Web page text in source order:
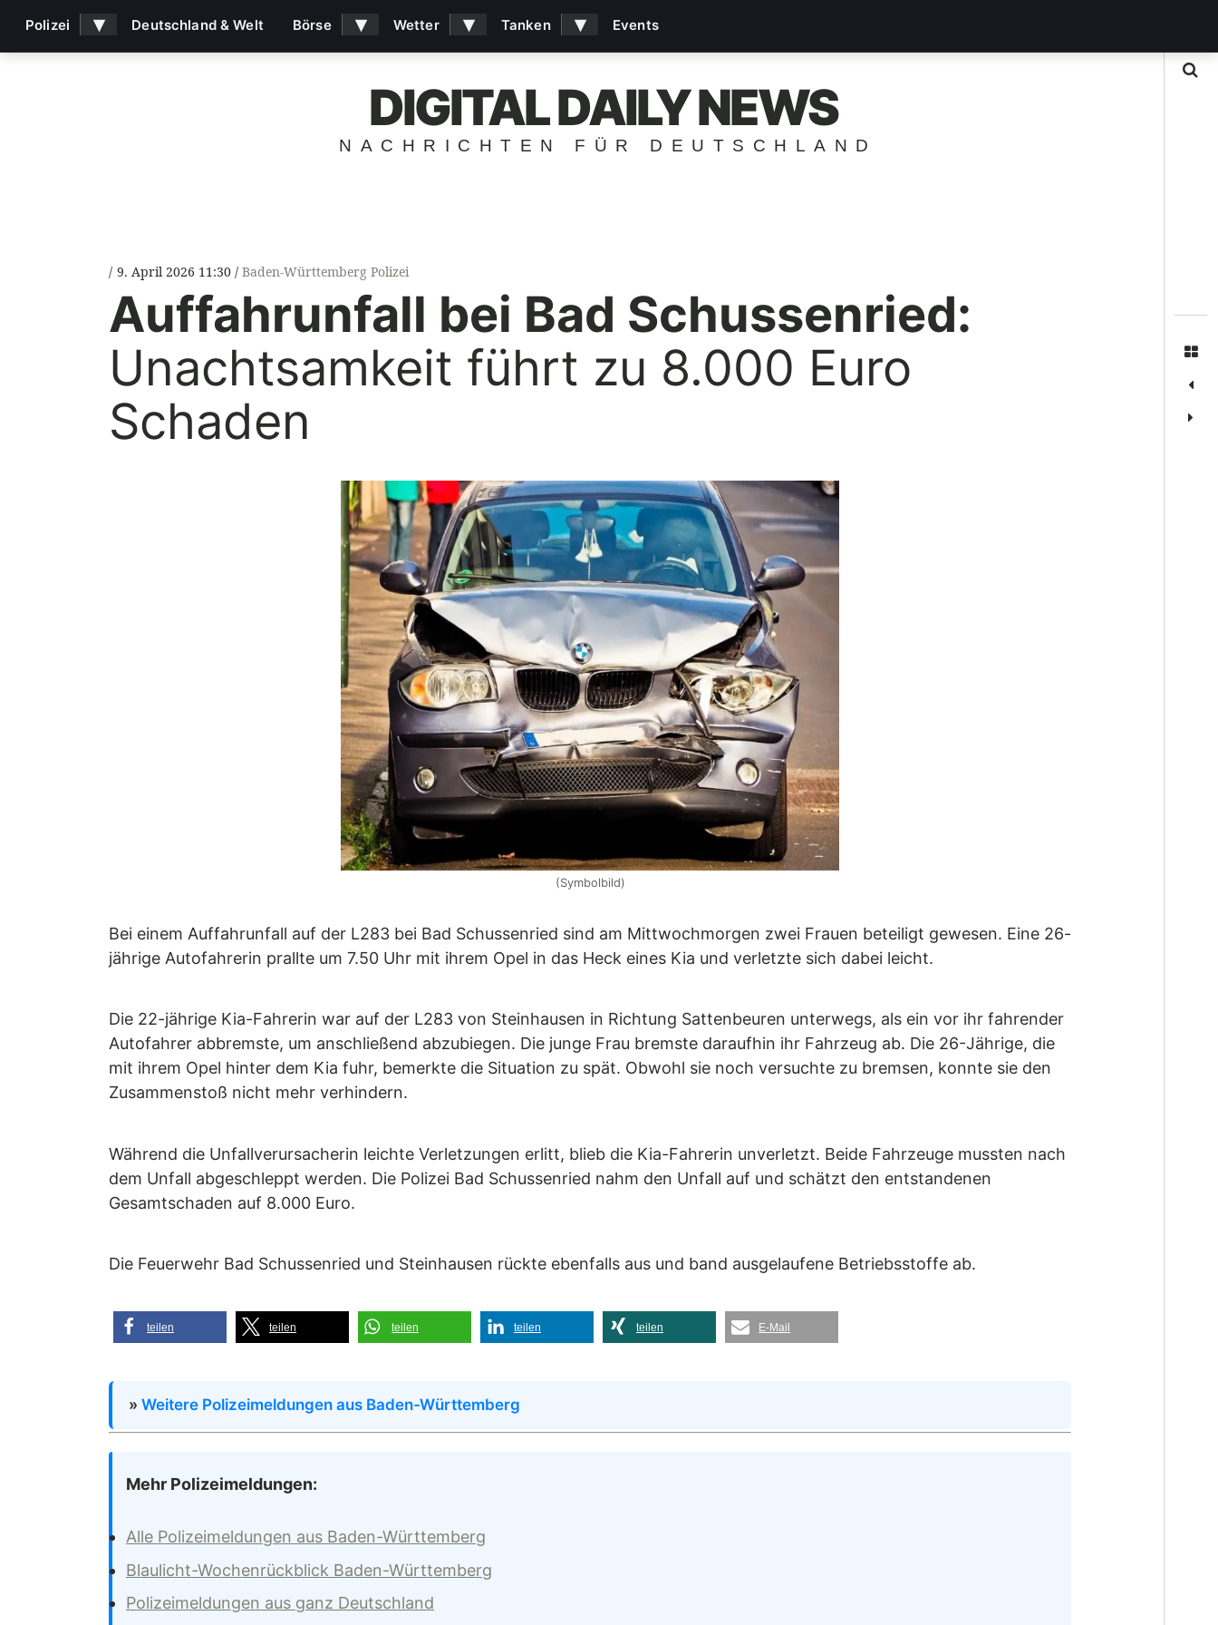
DIGITAL DAILY NEWS
NACHRICHTEN FÜR DEUTSCHLAND
9. April 2026 11:30 Baden-Württemberg Polizei
Auffahrunfall bei Bad Schussenried:
Unachtsamkeit führt zu 8.000 Euro
Schaden
(Symbolbild)
Bei einem Auffahrunfall auf der L283 bei Bad Schussenried sind am Mittwochmorgen zwei Frauen beteiligt gewesen. Eine 26-
jährige Autofahrerin prallte um 7.50 Uhr mit ihrem Opel in das Heck eines Kia und verletzte sich dabei leicht.
Die 22-jährige Kia-Fahrerin war auf der L283 von Steinhausen in Richtung Sattenbeuren unterwegs, als ein vor ihr fahrender
Autofahrer abbremste, um anschließend abzubiegen. Die junge Frau bremste daraufhin ihr Fahrzeug ab. Die 26-Jährige, die
mit ihrem Opel hinter dem Kia fuhr, bemerkte die Situation zu spät. Obwohl sie noch versuchte zu bremsen, konnte sie den
Zusammenstoß nicht mehr verhindern.
Während die Unfallverursacherin leichte Verletzungen erlitt, blieb die Kia-Fahrerin unverletzt. Beide Fahrzeuge mussten nach
dem Unfall abgeschleppt werden. Die Polizei Bad Schussenried nahm den Unfall auf und schätzt den entstandenen
Gesamtschaden auf 8.000 Euro.
Die Feuerwehr Bad Schussenried und Steinhausen rückte ebenfalls aus und band ausgelaufene Betriebsstoffe ab.
teilen teilen teilen teilen teilen E-Mail
» Weitere Polizeimeldungen aus Baden-Württemberg
Mehr Polizeimeldungen:
Alle Polizeimeldungen aus Baden-Württemberg
Blaulicht-Wochenrückblick Baden-Württemberg
Polizeimeldungen aus ganz Deutschland
Polizei ▾ Deutschland & Welt Börse ▾ Wetter ▾ Tanken ▾ Events